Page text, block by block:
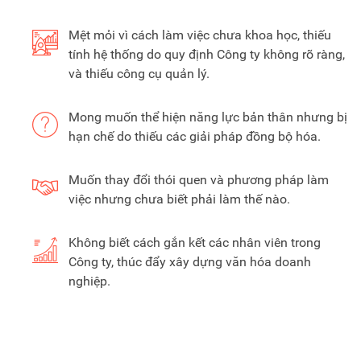
Mệt mỏi vì cách làm việc chưa khoa học, thiếu
tính hệ thống do quy định Công ty không rõ ràng,
và thiếu công cụ quản lý.
Mong muốn thể hiện năng lực bản thân nhưng bị
hạn chế do thiếu các giải pháp đồng bộ hóa.
Muốn thay đổi thói quen và phương pháp làm
việc nhưng chưa biết phải làm thế nào.
Không biết cách gắn kết các nhân viên trong
Công ty, thúc đẩy xây dựng văn hóa doanh
nghiệp.